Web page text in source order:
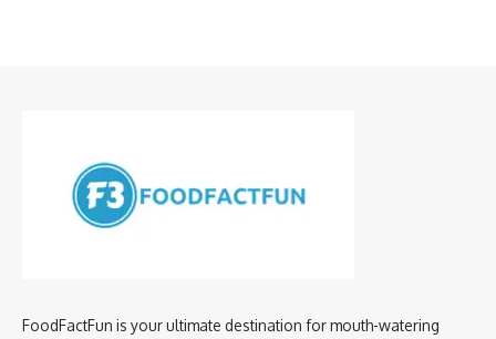
FoodFactFun is your ultimate destination for mouth-watering